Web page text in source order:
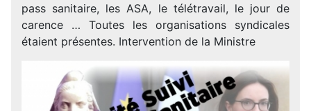
pass sanitaire, les ASA, le télétravail, le jour de
carence … Toutes les organisations syndicales
étaient présentes. Intervention de la Ministre